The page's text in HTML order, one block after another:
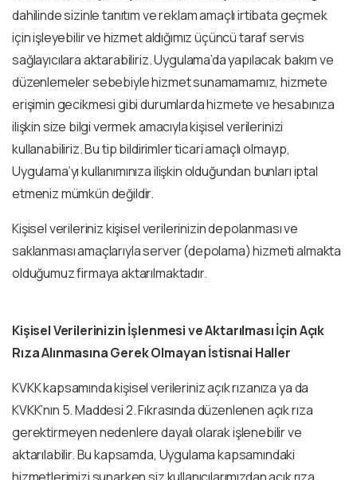
dahilinde sizinle tanıtım ve reklam amaçlı irtibata geçmek
için işleyebilir ve hizmet aldığımız üçüncü taraf servis
sağlayıcılara aktarabiliriz. Uygulama’da yapılacak bakım ve
düzenlemeler sebebiyle hizmet sunamamamız, hizmete
erişimin gecikmesi gibi durumlarda hizmete ve hesabınıza
ilişkin size bilgi vermek amacıyla kişisel verilerinizi
kullanabiliriz. Bu tip bildirimler ticari amaçlı olmayıp,
Uygulama’yı kullanımınıza ilişkin olduğundan bunları iptal
etmeniz mümkün değildir.
Kişisel verileriniz kişisel verilerinizin depolanması ve
saklanması amaçlarıyla server (depolama) hizmeti almakta
olduğumuz firmaya aktarılmaktadır.
Kişisel Verilerinizin İşlenmesi ve Aktarılması İçin Açık
Rıza Alınmasına Gerek Olmayan İstisnai Haller
KVKK kapsamında kişisel verileriniz açık rızanıza ya da
KVKK’nın 5. Maddesi 2. Fıkrasında düzenlenen açık rıza
gerektirmeyen nedenlere dayalı olarak işlenebilir ve
aktarılabilir. Bu kapsamda, Uygulama kapsamındaki